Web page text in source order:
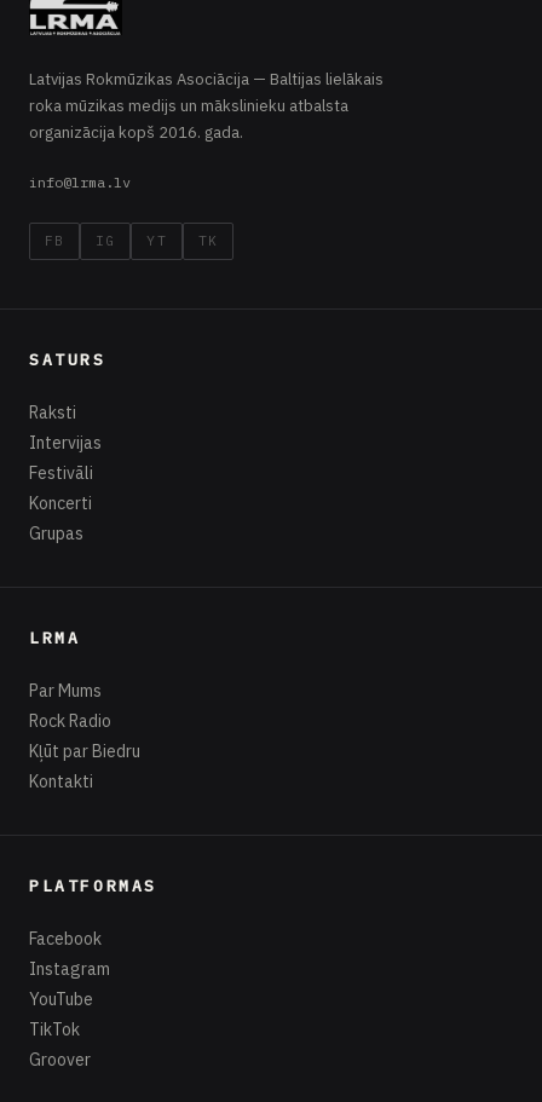
Latvijas Rokmūzikas Asociācija — Baltijas lielākais
roka mūzikas medijs un mākslinieku atbalsta
organizācija kopš 2016. gada.
info@lrma.lv
FB IG YT TK
SATURS
Raksti
Intervijas
Festivāli
Koncerti
Grupas
LRMA
Par Mums
Rock Radio
Kļūt par Biedru
Kontakti
PLATFORMAS
Facebook
Instagram
YouTube
TikTok
Groover